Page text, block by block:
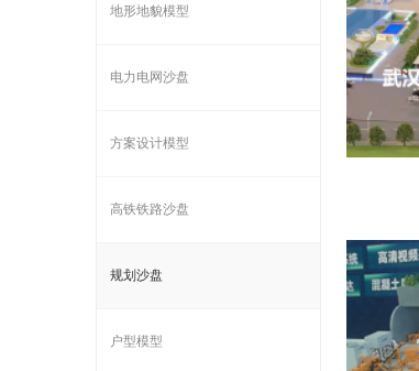
地形地貌模型
电力电网沙盘
方案设计模型
高铁铁路沙盘
规划沙盘
户型模型